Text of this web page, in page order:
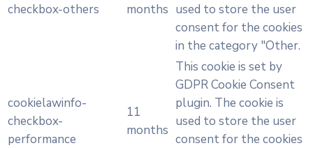
checkbox-others
months used to store the user
consent for the cookies
in the category "Other.
cookielawinfo-
checkbox-
performance
11
months
This cookie is set by
GDPR Cookie Consent
plugin. The cookie is
used to store the user
consent for the cookies